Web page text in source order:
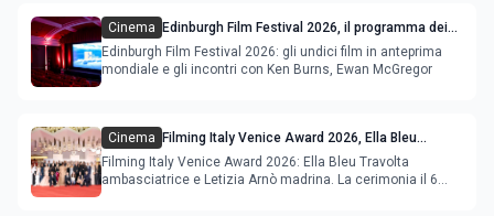
Cinema
Edinburgh Film Festival 2026, il programma dei
film in anteprima mondiale
Edinburgh Film Festival 2026: gli undici film in anteprima
mondiale e gli incontri con Ken Burns, Ewan McGregor
Cinema
Filming Italy Venice Award 2026, Ella Bleu
Travolta ambasciatrice e Letizia Arnò madrina
Filming Italy Venice Award 2026: Ella Bleu Travolta
ambasciatrice e Letizia Arnò madrina. La cerimonia il 6